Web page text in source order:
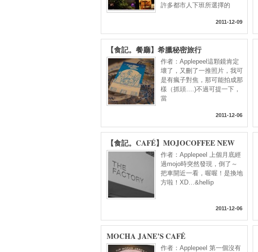
許多都市人下班所選擇的
2011-12-09
【食記。餐廳】希臘秘密旅行
作者：Applepeel這顆鏡肯定
壞了，又刪了一推照片，我可
是有瘋子對焦，那可能拍成那
樣（抓頭….)不過可提一下，
當
2011-12-06
【食記。CAFÉ】MOJOCOFFEE NEW
OPEN – THE FACTORY作者：Applepeel 上個月底經
過mojo時突然發現，倒了～
把車開近一看，喔喔！是換地
方啦！XD…&hellip
2011-12-06
MOCHA JANE’S CAFÉ
作者：Applepeel 第一個沒有